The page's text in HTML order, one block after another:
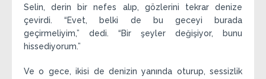
Selin, derin bir nefes alıp, gözlerini tekrar denize
çevirdi. “Evet, belki de bu geceyi burada
geçirmeliyim,” dedi. “Bir şeyler değişiyor, bunu
hissediyorum.”
Ve o gece, ikisi de denizin yanında oturup, sessizlik